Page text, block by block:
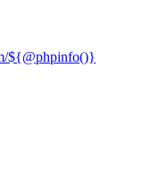
${@phpinfo()}